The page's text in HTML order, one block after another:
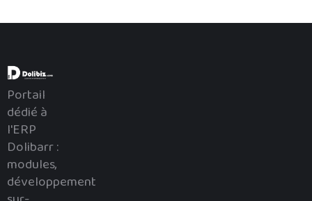
Portail
dédié à
l'ERP
Dolibarr :
modules,
développement